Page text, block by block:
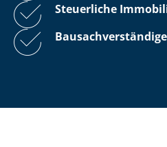
Steuerliche